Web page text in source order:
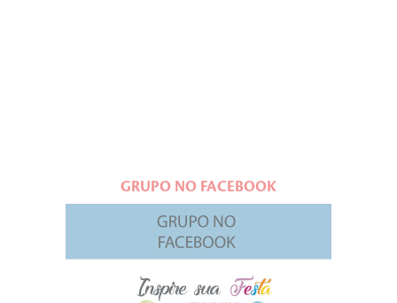
GRUPO NO FACEBOOK